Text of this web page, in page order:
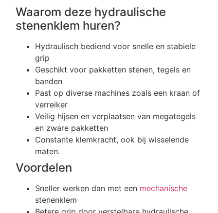
Waarom deze hydraulische
stenenklem huren?
Hydraulisch bediend voor snelle en stabiele
grip
Geschikt voor pakketten stenen, tegels en
banden
Past op diverse machines zoals een kraan of
verreiker
Veilig hijsen en verplaatsen van megategels
en zware pakketten
Constante klemkracht, ook bij wisselende
maten.
Voordelen
Sneller werken dan met een mechanische
stenenklem